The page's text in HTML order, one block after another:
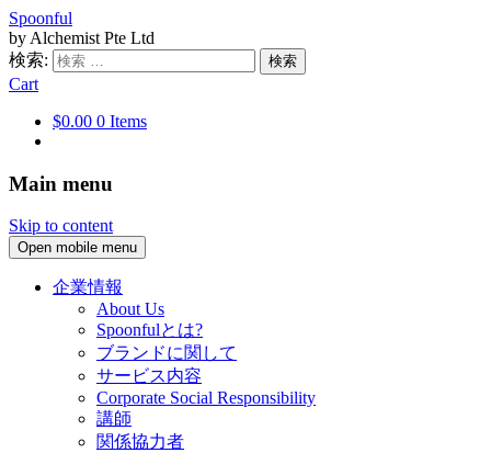
Spoonful
by Alchemist Pte Ltd
検索:
Cart
$0.00 0 Items
Main menu
Skip to content
Open mobile menu
企業情報
About Us
Spoonfulとは?
ブランドに関して
サービス内容
Corporate Social Responsibility
講師
関係協力者